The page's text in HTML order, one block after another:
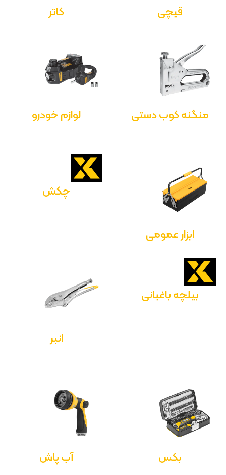
قیچی کاتر
منگنه کوب دستی لوازم خودرو
ابزار عمومی
چکش
بیلچه باغبانی
انبر
بکس آب پاش